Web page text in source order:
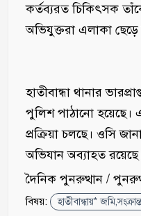
কর্তব্যরত চিকিৎসক
অভিযুক্তরা এলাকা
‎হাতীবান্ধা থানার
পুলিশ পাঠানো হয়েছে।
প্রক্রিয়া চলছে। ওসি
অভিযান অব্যাহত
দৈনিক পুনরুত্থান /
বিষয়: হাতীবান্ধায়* জমি,সংক্রান্ত